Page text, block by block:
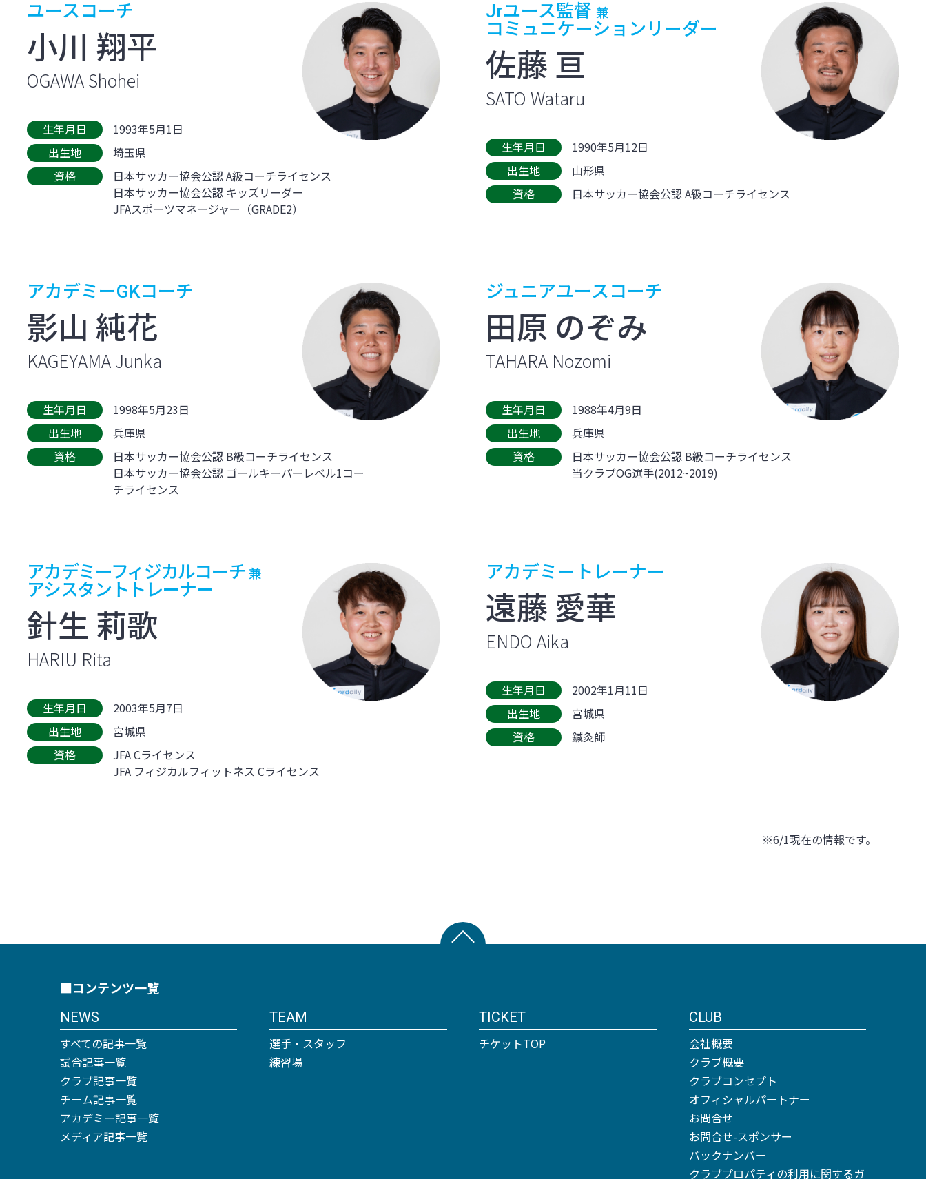
ユースコーチ
小川 翔平
OGAWA Shohei
生年月日
1993年5月1日
出生地
埼玉県
資格
日本サッカー協会公認 A級コーチライセンス
日本サッカー協会公認 キッズリーダー
JFAスポーツマネージャー（GRADE2）
Jrユース監督 兼
コミュニケーションリーダー
佐藤 亘
SATO Wataru
生年月日
1990年5月12日
出生地
山形県
資格
日本サッカー協会公認 A級コーチライセンス
アカデミーGKコーチ
影山 純花
KAGEYAMA Junka
生年月日
1998年5月23日
出生地
兵庫県
資格
日本サッカー協会公認 B級コーチライセンス
日本サッカー協会公認 ゴールキーパーレベル1コー
チライセンス
ジュニアユースコーチ
田原 のぞみ
TAHARA Nozomi
生年月日
1988年4月9日
出生地
兵庫県
資格
日本サッカー協会公認 B級コーチライセンス
当クラブOG選手(2012~2019)
アカデミーフィジカルコーチ 兼
アシスタントトレーナー
針生 莉歌
HARIU Rita
生年月日
2003年5月7日
出生地
宮城県
資格
JFA Cライセンス
JFA フィジカルフィットネス Cライセンス
アカデミートレーナー
遠藤 愛華
ENDO Aika
生年月日
2002年1月11日
出生地
宮城県
資格
鍼灸師
※6/1現在の情報です。
■コンテンツ一覧
NEWS
すべての記事一覧
試合記事一覧
クラブ記事一覧
チーム記事一覧
アカデミー記事一覧
メディア記事一覧
TEAM
選手・スタッフ
練習場
TICKET
チケットTOP
CLUB
会社概要
クラブ概要
クラブコンセプト
オフィシャルパートナー
お問合せ
お問合せ-スポンサー
バックナンバー
クラブプロパティの利用に関するガ